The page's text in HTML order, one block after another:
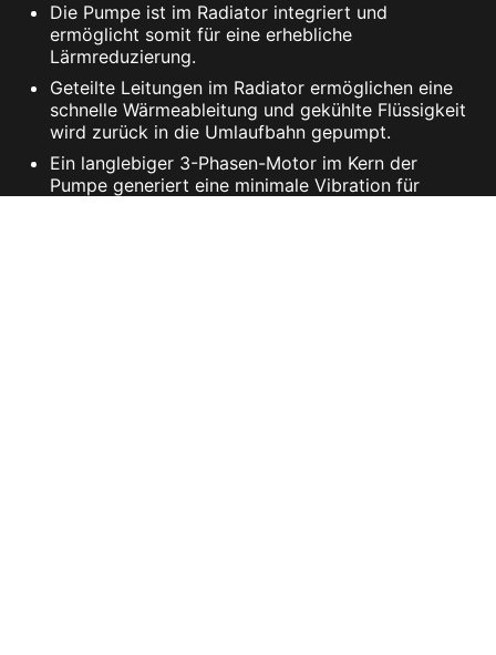
Die Pumpe ist im Radiator integriert und
ermöglicht somit für eine erhebliche
Lärmreduzierung.
Geteilte Leitungen im Radiator ermöglichen eine
schnelle Wärmeableitung und gekühlte Flüssigkeit
wird zurück in die Umlaufbahn gepumpt.
Ein langlebiger 3-Phasen-Motor im Kern der
Pumpe generiert eine minimale Vibration für